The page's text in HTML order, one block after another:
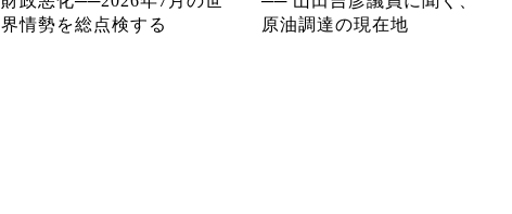
界情勢を総点検する
原油調達の現在地